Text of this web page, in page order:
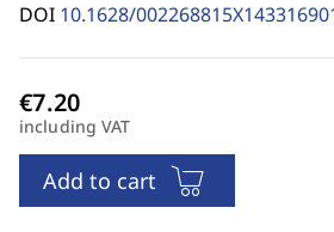
DOI 10.1628/
including VAT
Add to cart